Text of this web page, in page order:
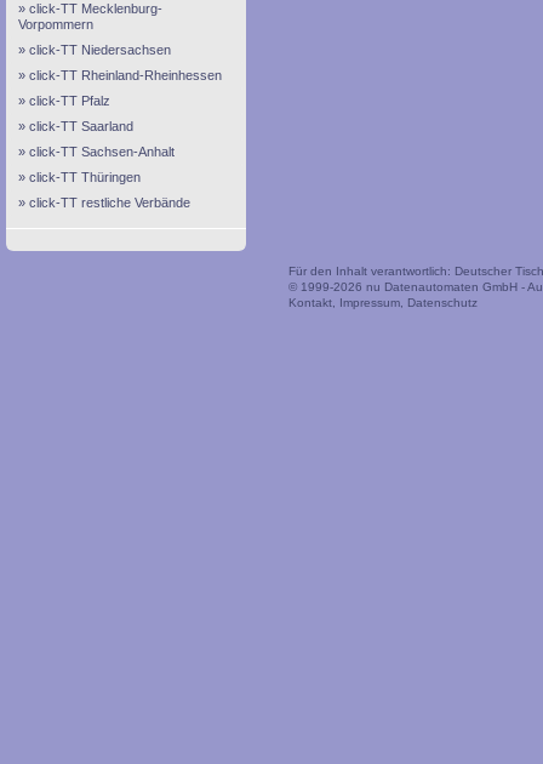
click-TT Mecklenburg-
Vorpommern
click-TT Niedersachsen
click-TT Rheinland-Rheinhessen
click-TT Pfalz
click-TT Saarland
click-TT Sachsen-Anhalt
click-TT Thüringen
click-TT restliche Verbände
Für den Inhalt verantwortlich: Deutscher
© 1999-2026 nu Datenautomaten GmbH -
Kontakt
Impressum Datenschutz